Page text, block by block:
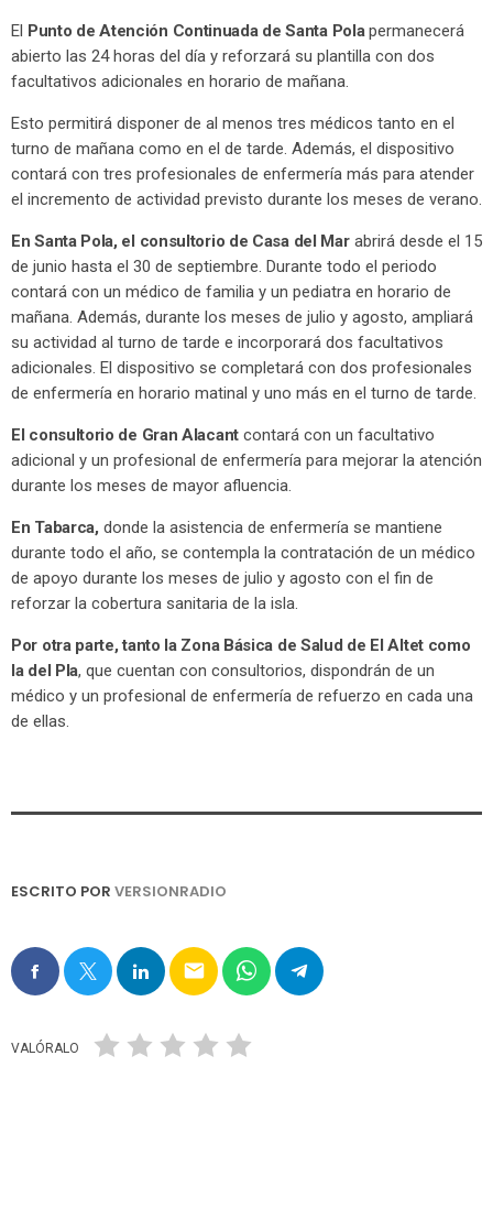
El Punto de Atención Continuada de Santa Polapermanecerá
abierto las 24 horas del día y reforzará su plantilla con dos
facultativos adicionales en horario de mañana.
Esto permitirá disponer de al menos tres médicos tanto en el
turno de mañana como en el de tarde. Además, el dispositivo
contará con tres profesionales de enfermería más para atender
el incremento de actividad previsto durante los meses de verano.
En Santa Pola, el consultorio de Casa del Marabrirá desde el 15
de junio hasta el 30 de septiembre. Durante todo el periodo
contará con un médico de familia y un pediatra en horario de
mañana. Además, durante los meses de julio y agosto, ampliará
su actividad al turno de tarde e incorporará dos facultativos
adicionales. El dispositivo se completará con dos profesionales
de enfermería en horario matinal y uno más en el turno de tarde.
El consultorio de Gran Alacant contará con un facultativo
adicional y un profesional de enfermería para mejorar la atención
durante los meses de mayor afluencia.
En Tabarca, donde la asistencia de enfermería se mantiene
durante todo el año, se contempla la contratación de un médico
de apoyo durante los meses de julio y agosto con el fin de
reforzar la cobertura sanitaria de la isla.
Por otra parte, tanto la Zona Básica de Salud de El Altet como
la del Pla, que cuentan con consultorios, dispondrán de un
médico y un profesional de enfermería de refuerzo en cada una
de ellas.
ESCRITO POR VERSIONRADIO
email
VALÓRALO